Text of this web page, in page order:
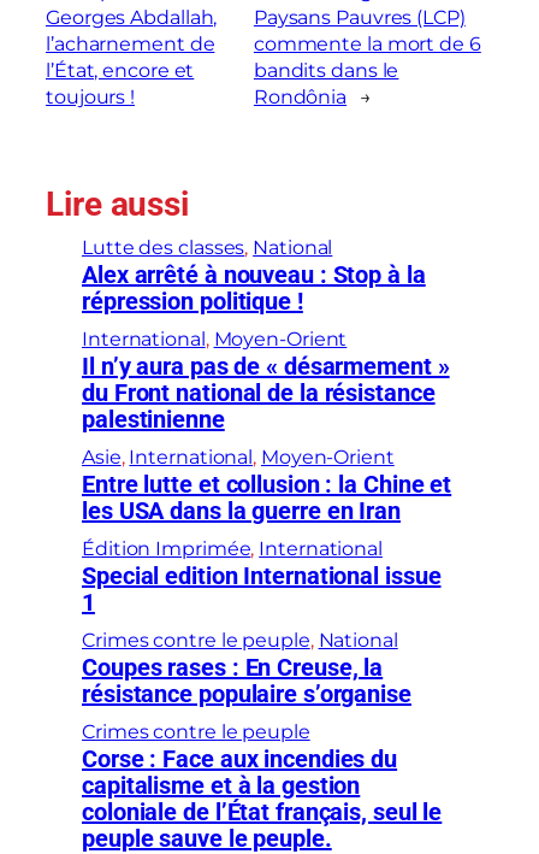
Georges Abdallah,
l’acharnement de
l’État, encore et
toujours !
Paysans Pauvres (LCP)
commente la mort de 6
bandits dans le
Rondônia
→
Lire aussi
Lutte des classes, National
Alex arrêté à nouveau : Stop à la
répression politique !
International, Moyen-Orient
Il n’y aura pas de « désarmement »
du Front national de la résistance
palestinienne
Asie, International, Moyen-Orient
Entre lutte et collusion : la Chine et
les USA dans la guerre en Iran
Édition Imprimée, International
Special edition International issue
1
Crimes contre le peuple, National
Coupes rases : En Creuse, la
résistance populaire s’organise
Crimes contre le peuple
Corse : Face aux incendies du
capitalisme et à la gestion
coloniale de l’État français, seul le
peuple sauve le peuple.